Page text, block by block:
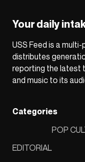
Your daily
USS Feed is a
distributes
reporting the latest
and music to its
Categories
EDITORIAL
POP